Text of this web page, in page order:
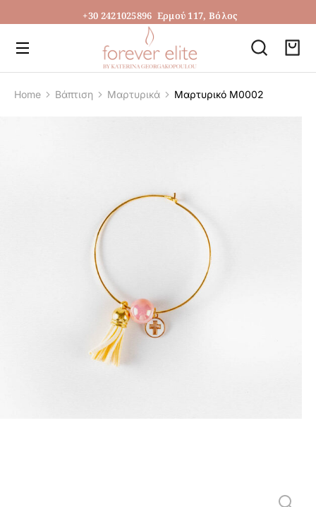
+30 2421025896 Ερμού 117, Βόλος
You are here:
Home Βάπτιση Μαρτυρικά Μαρτυρικό Μ0002